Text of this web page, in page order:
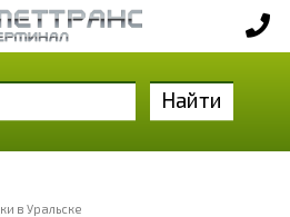
Найти
в Уральске